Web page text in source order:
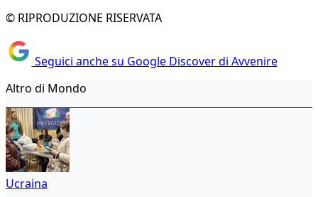
© RIPRODUZIONE RISERVATA
Seguici anche su Google Discover di Avvenire
Altro di Mondo
Ucraina